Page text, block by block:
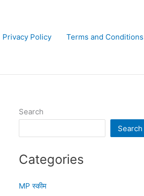
Privacy Policy Terms and Conditions
Search
Search
Categories
MP स्कीम